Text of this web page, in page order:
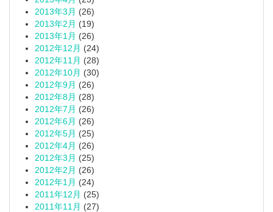
2013年3月 (26)
2013年2月 (19)
2013年1月 (26)
2012年12月 (24)
2012年11月 (28)
2012年10月 (30)
2012年9月 (26)
2012年8月 (28)
2012年7月 (26)
2012年6月 (26)
2012年5月 (25)
2012年4月 (26)
2012年3月 (25)
2012年2月 (26)
2012年1月 (24)
2011年12月 (25)
2011年11月 (27)